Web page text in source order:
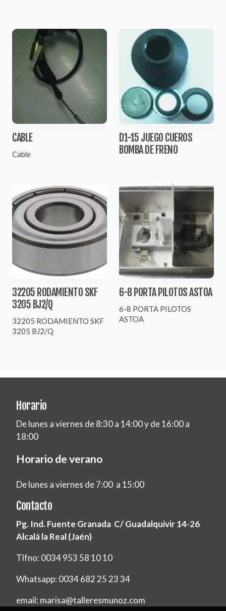
CABLE
Cable
D1-15 JUEGO CUEROS
BOMBA DE FRENO
32205 RODAMIENTO SKF
3205 BJ2/Q
32205 RODAMIENTO SKF
3205 BJ2/Q
6-8 PORTA PILOTOS ASTOA
6-8 PORTA PILOTOS
ASTOA
Horario
De lunes a viernes de 8:30 a 14:00 y de 16:00 a
18:00
Horario de verano
De lunes a viernes de 7:00 a 15:00
Contacto
Pg. Ind. Fuente Granada C/ Guadalquivir 14-26
Alcalá la Real (Jaén)
Tlfno: 0034 953 58 10 10
Whatsapp: 0034 682 25 23 34
email: marisa@talleresmunoz.com